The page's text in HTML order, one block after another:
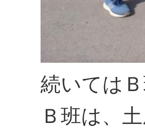
続いては
Ｂ班は、